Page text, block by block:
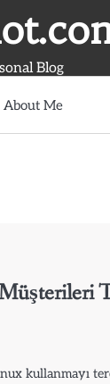
Blog
About Me
kullanmayı